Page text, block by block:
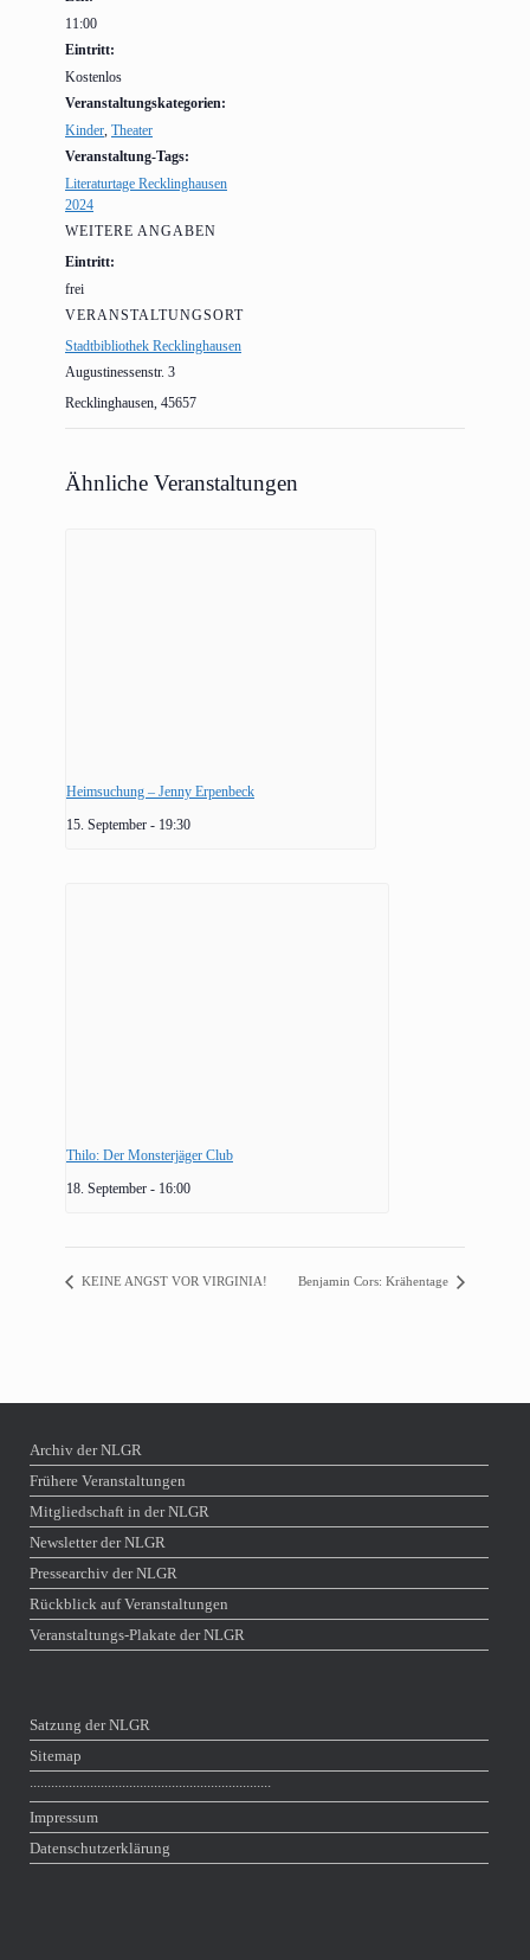
11:00
Eintritt:
Kostenlos
Veranstaltungskategorien:
Kinder, Theater
Veranstaltung-Tags:
Literaturtage Recklinghausen
2024
VERANSTALTUNGSORT
Stadtbibliothek Recklinghausen
Augustinessenstr. 3
Recklinghausen, 45657
WEITERE ANGABEN
Eintritt:
frei
Ähnliche Veranstaltungen
Heimsuchung – Jenny Erpenbeck
15. September - 19:30
Thilo: Der Monsterjäger Club
18. September - 16:00
KEINE ANGST VOR VIRGINIA! Benjamin Cors: Krähentage
Archiv der NLGR
Frühere Veranstaltungen
Mitgliedschaft in der NLGR
Newsletter der NLGR
Pressearchiv der NLGR
Rückblick auf Veranstaltungen
Veranstaltungs-Plakate der NLGR
Satzung der NLGR
Sitemap
∙∙∙∙∙∙∙∙∙∙∙∙∙∙∙∙∙∙∙∙∙∙∙∙∙∙∙∙∙∙∙∙∙∙∙∙∙∙∙∙∙∙∙∙∙∙∙∙∙∙∙∙∙∙∙∙∙∙∙∙∙∙∙∙∙∙∙∙
Impressum
Datenschutzerklärung